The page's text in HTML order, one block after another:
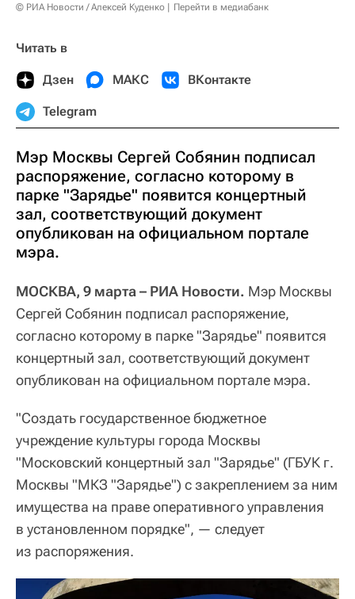
© РИА Новости / Алексей Куденко Перейти в медиабанк
Читать в
Дзен МАКС ВКонтакте
Telegram
Мэр Москвы Сергей Собянин подписал
распоряжение, согласно которому в
парке "Зарядье" появится концертный
зал, соответствующий документ
опубликован на официальном портале
мэра.
МОСКВА, 9 марта – РИА Новости. Мэр Москвы
Сергей Собянин подписал распоряжение,
согласно которому в парке "Зарядье" появится
концертный зал, соответствующий документ
опубликован на официальном портале мэра.
"Создать государственное бюджетное
учреждение культуры города Москвы
"Московский концертный зал "Зарядье" (ГБУК г.
Москвы "МКЗ "Зарядье") с закреплением за ним
имущества на праве оперативного управления
в установленном порядке", — следует
из распоряжения.